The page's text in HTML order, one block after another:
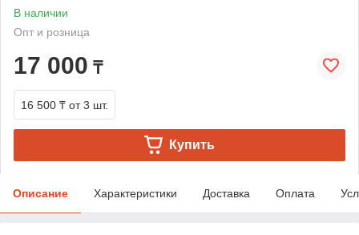
В наличии
Опт и розница
17 000 ₸
16 500 ₸ от 3 шт.
Купить
Описание Характеристики Доставка Оплата